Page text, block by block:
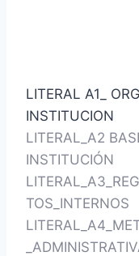
LITERAL A1_
INSTITUCION
LITERAL_A2
INSTITUCIÓN
TOS_INTERNOS